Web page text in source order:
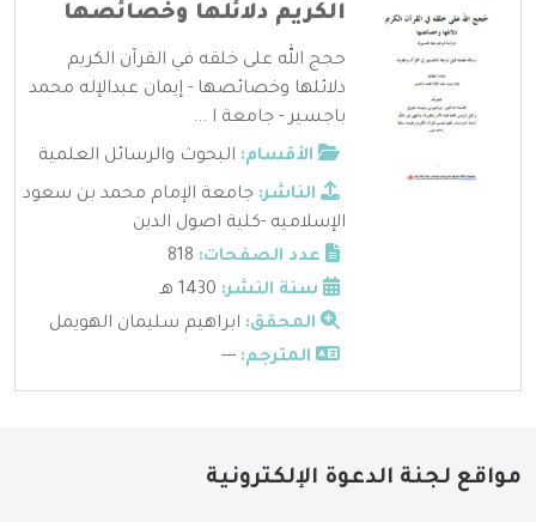
الكريم دلائلها وخصائصها
حجج الله على خلقه في القرآن الكريم
دلائلها وخصائصها - إيمان عبدالإله محمد
باجسير - جامعة ا ...
الأقسام: البحوث والرسائل العلمية
الناشر: جامعة الإمام محمد بن سعود
الإسلاميه -كلية اصول الدين
عدد الصفحات:
سنة النشر:
المحقق: ابراهيم سليمان الهويمل
المترجم: ---
مواقع لجنة الدعوة الإلكترونية